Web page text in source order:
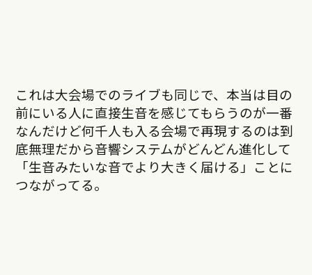
これは大会場でのライブも同じで、本当は目の
前にいる人に直接生音を感じてもらうのが一番
なんだけど何千人も入る会場で再現するのは到
底無理だから音響システムがどんどん進化して
「生音みたいな音でより大きく届ける」ことに
つながってる。